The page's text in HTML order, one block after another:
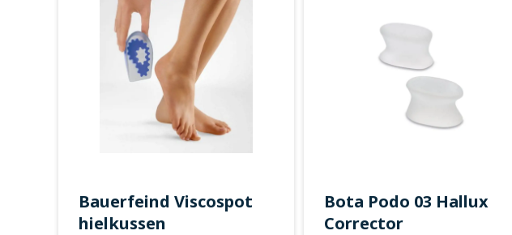
Bauerfeind Viscospot
hielkussen
Bota Podo 03 Hallux
Corrector